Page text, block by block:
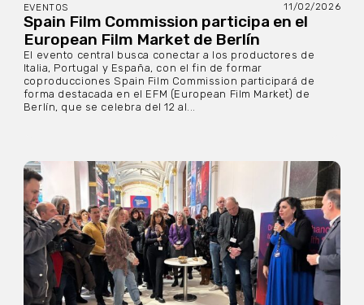
EVENTOS 11/02/2026
Spain Film Commission participa en el
European Film Market de Berlín
El evento central busca conectar a los productores de
Italia, Portugal y España, con el fin de formar
coproducciones Spain Film Commission participará de
forma destacada en el EFM (European Film Market) de
Berlín, que se celebra del 12 al...